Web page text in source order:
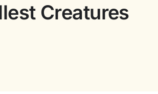
Creatures